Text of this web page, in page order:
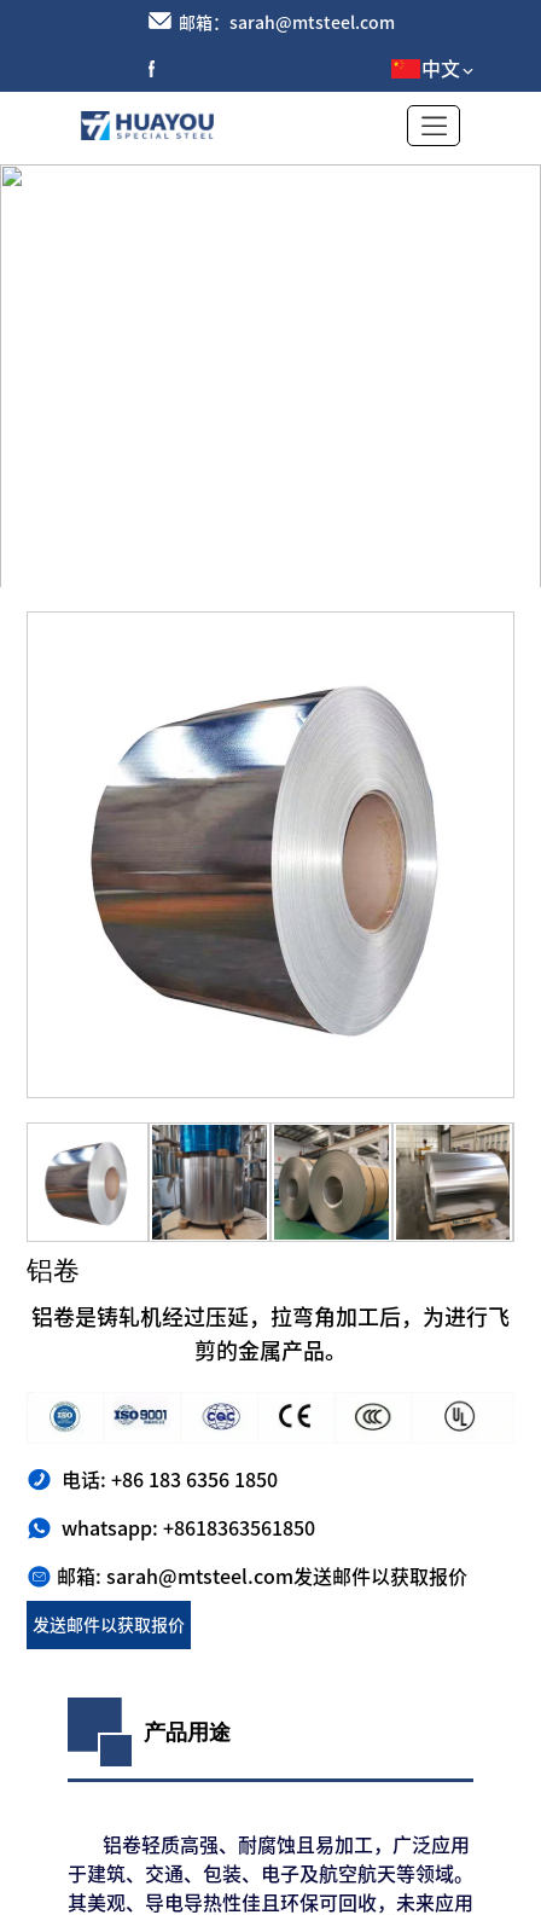
邮箱：sarah@mtsteel.com
中文
铝卷
铝卷是铸轧机经过压延，拉弯角加工后，为进行飞
剪的金属产品。
电话: +86 183 6356 1850
whatsapp: +8618363561850
邮箱: sarah@mtsteel.com发送邮件以获取报价
发送邮件以获取报价
产品用途
铝卷轻质高强、耐腐蚀且易加工，广泛应用
于建筑、交通、包装、电子及航空航天等领域。
其美观、导电导热性佳且环保可回收，未来应用